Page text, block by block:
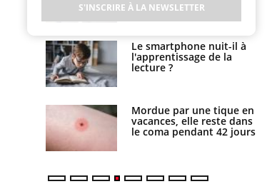
Le smartphone nuit-il à
l'apprentissage de la
lecture ?
Mordue par une tique en
vacances, elle reste dans
le coma pendant 42 jours
S'INSCRIRE À LA NEWSLETTER